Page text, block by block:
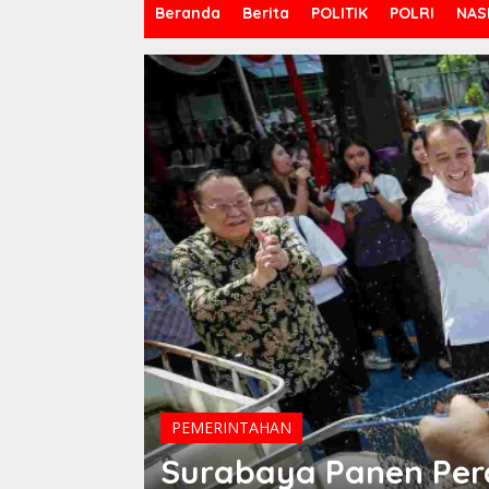
Beranda Berita POLITIK POLRI
PEMERINTAHAN
Surabaya Panen